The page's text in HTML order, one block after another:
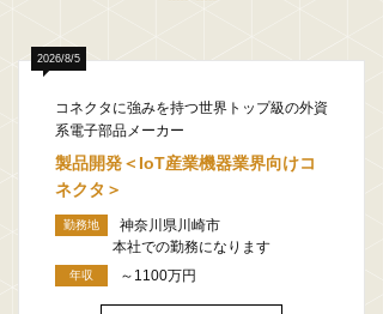
2026/8/5
コネクタに強みを持つ世界トップ級の外資
系電子部品メーカー
製品開発＜IoT産業機器業界向けコ
ネクタ＞
勤務地
神奈川県川崎市
本社での勤務になります
年収 ～1100万円